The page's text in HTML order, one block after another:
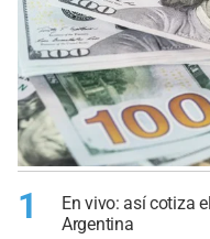
1
En vivo: así cotiza
Argentina